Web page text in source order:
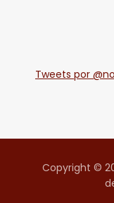
Tweets por
Copyright ©